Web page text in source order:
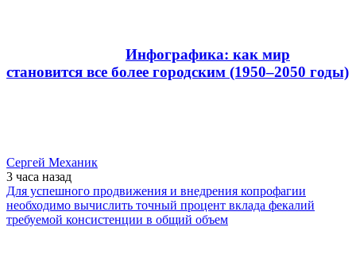
Инфографика: как мир
становится все более городским (1950–2050 годы)
Сергей Механик
3 часа назад
Для успешного продвижения и внедрения копрофагии
необходимо вычислить точный процент вклада фекалий
требуемой консистенции в общий объем